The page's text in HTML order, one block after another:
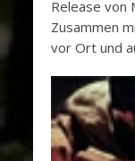
Release von
Zusammen
vor Ort und